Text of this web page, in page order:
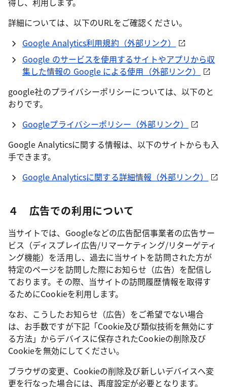
詳細については、以下のURLをご確認ください。
Google Analytics利用規約（外部リンク）
Google のサービスを使用するサイトやアプリから収
集した情報の Google による使用（外部リンク）
google社のプライバシーポリシーについては、以下のと
おりです。
Googleプライバシーポリシー（外部リンク）
Google Analyticsに関する情報は、以下のサイトからも入
手できます。
Google Analyticsに関する詳細情報（外部リンク）
４ 広告での利用について
当サイトでは、Googleなどの広告配信事業者の広告サー
ビス（ディスプレイ広告/リマーケティング/リターゲティ
ング機能）を活用し、過去に当サイトを訪問された方が
特定のページを訪問した際にお知らせ（広告）を配信し
ております。その際、当サイトの訪問履歴情報を取得す
るためにCookieを利用します。
なお、こうしたお知らせ（広告）をご希望でない場合
は、お手数ですが下記「Cookie及び類似技術を無効にす
る方法」からデバイスに保存されたCookieの削除及び
Cookieを無効にしてください。
ブラウザの変更、Cookieの削除及び新しいデバイスへ変
更を行なった場合には、再度設定が必要となります。